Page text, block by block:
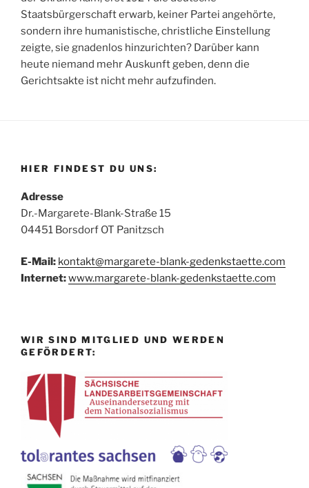
Staatsbürgerschaft erwarb, keiner Partei angehörte,
sondern ihre humanistische, christliche Einstellung
zeigte, sie gnadenlos hinzurichten? Darüber kann
heute niemand mehr Auskunft geben, denn die
Gerichtsakte ist nicht mehr aufzufinden.
HIER FINDEST DU UNS:
Adresse
Dr.-Margarete-Blank-Straße 15
04451 Borsdorf OT Panitzsch
E-Mail: kontakt@margarete-blank-gedenkstaette.com
Internet:www.margarete-blank-gedenkstaette.com
WIR SIND MITGLIED UND WERDEN
GEFÖRDERT: